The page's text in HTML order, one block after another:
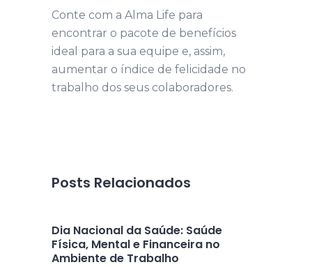
Conte com a Alma Life para
encontrar o pacote de benefícios
ideal para a sua equipe e, assim,
aumentar o índice de felicidade no
trabalho dos seus colaboradores.
Posts Relacionados
Dia Nacional da Saúde: Saúde
Física, Mental e Financeira no
Ambiente de Trabalho